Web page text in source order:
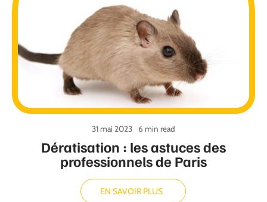
Dératisation : les astuces des
professionnels de Paris
31 mai 2023 6 min read
EN SAVOIR PLUS